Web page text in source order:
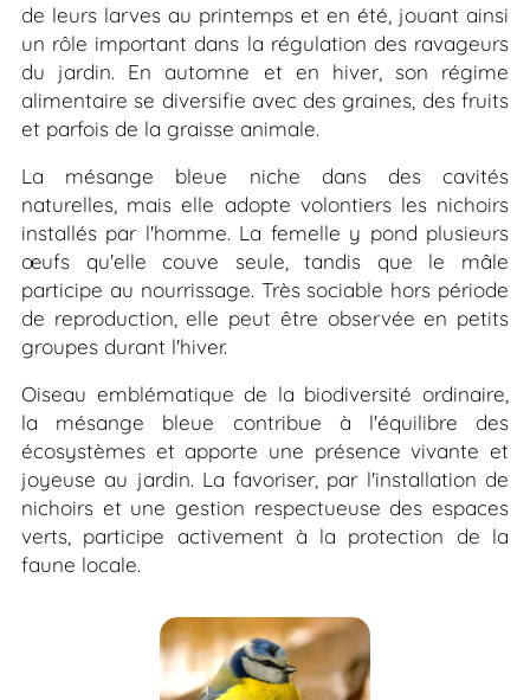
de leurs larves au printemps et en été, jouant ainsi
un rôle important dans la régulation des ravageurs
du jardin. En automne et en hiver, son régime
alimentaire se diversifie avec des graines, des fruits
et parfois de la graisse animale.
La mésange bleue niche dans des cavités
naturelles, mais elle adopte volontiers les nichoirs
installés par l'homme. La femelle y pond plusieurs
œufs qu'elle couve seule, tandis que le mâle
participe au nourrissage. Très sociable hors période
de reproduction, elle peut être observée en petits
groupes durant l'hiver.
Oiseau emblématique de la biodiversité ordinaire,
la mésange bleue contribue à l'équilibre des
écosystèmes et apporte une présence vivante et
joyeuse au jardin. La favoriser, par l'installation de
nichoirs et une gestion respectueuse des espaces
verts, participe activement à la protection de la
faune locale.